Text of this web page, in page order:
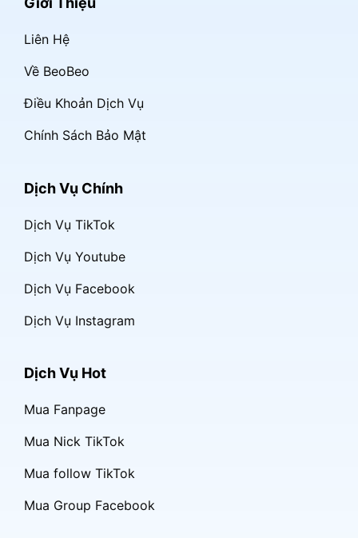
Liên Hệ
Về BeoBeo
Điều Khoản Dịch Vụ
Chính Sách Bảo Mật
Dịch Vụ Chính
Dịch Vụ TikTok
Dịch Vụ Youtube
Dịch Vụ Facebook
Dịch Vụ Instagram
Dịch Vụ Hot
Mua Fanpage
Mua Nick TikTok
Mua follow TikTok
Mua Group Facebook